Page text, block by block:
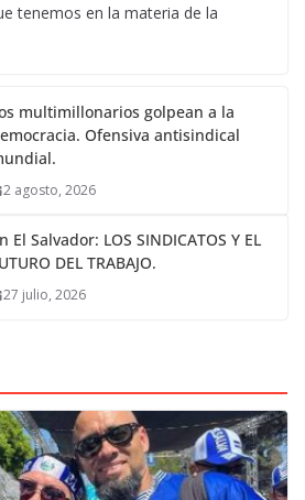
tenemos en la materia de la
multimillonarios golpean a la
Ofensiva antisindical
2 agosto, 2026
El Salvador: LOS SINDICATOS Y EL
DEL TRABAJO.
27 julio, 2026